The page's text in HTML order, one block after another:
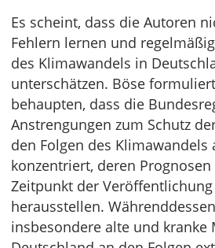
Es scheint, dass die Autoren
Fehlern lernen und
des Klimawandels in
unterschätzen. Böse
behaupten, dass die
Anstrengungen zum Schutz
den Folgen des Klimawandels
konzentriert, deren
Zeitpunkt der
herausstellen.
insbesondere alte und kranke